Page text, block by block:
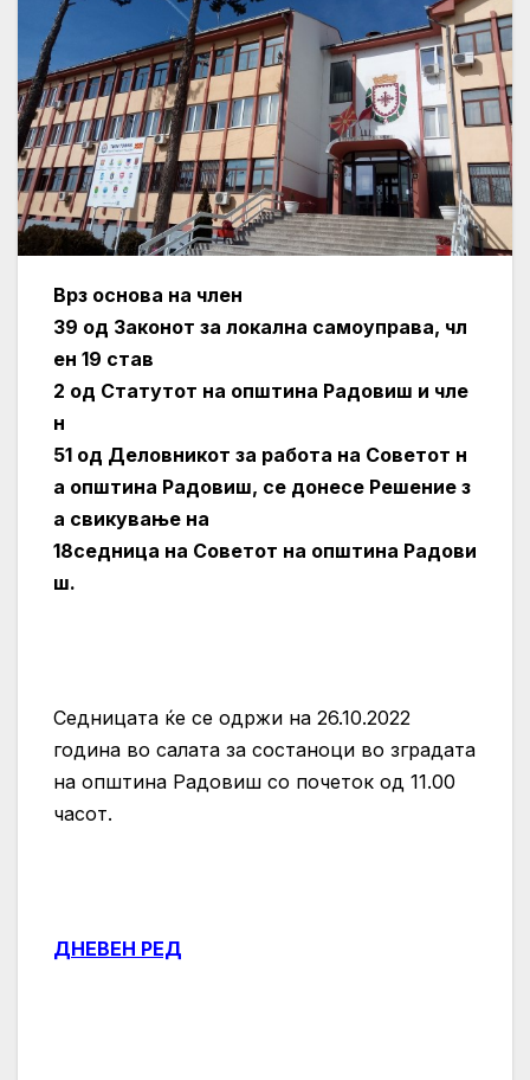
Врз основа на член
39 од Законот за локална самоуправа, чл
ен 19 став
2 од Статутот на општина Радовиш и чле
н
51 од Деловникот за работа на Советот н
а општина Радовиш, се донесе Решение з
а свикување на
18седница на Советот на општина Радови
ш.
Седницата ќе се одржи на 26.10.2022
година во салата за состаноци во зградата
на општина Радовиш со почеток од 11.00
часот.
ДНЕВЕН РЕД